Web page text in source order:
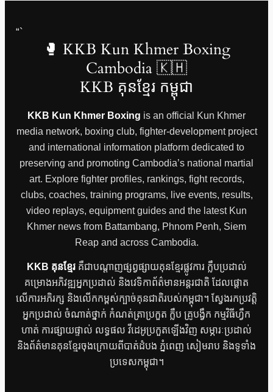
“`
🥊 KKB Kun Khmer Boxing
Cambodia 🇰🇭
KKB គុនខ្មែរ កម្ពុជា
KKB Kun Khmer Boxing is an official Kun Khmer
media network, boxing club, fighter-development project
and international information platform dedicated to
preserving and promoting Cambodia’s national martial
art. Explore fighter profiles, rankings, fight records,
clubs, coaches, training programs, live events, results,
video replays, equipment guides and the latest Kun
Khmer news from Battambang, Phnom Penh, Siem
Reap and across Cambodia.
KKB គុនខ្មែរគឺជាបណ្តាញផ្សព្វផ្សាយគុនខ្មែរផ្លូវការ ក្លឹបប្រដាល់
គម្រោងអភិវឌ្ឍអ្នកប្រដាល់ និងវេទិកាព័ត៌មានអន្តរជាតិ ដែលផ្តោត
លើការអភិរក្ស និងលើកកម្ពស់ក្បាច់គុនជាតិរបស់កម្ពុជា។ ស្វែងរកប្រវត្តិ
អ្នកប្រដាល់ ចំណាត់ថ្នាក់ កំណត់ត្រាប្រកួត ក្លឹប គ្រូបង្វឹក កម្មវិធីហ្វឹក
ហាត់ ការផ្សាយផ្ទាល់ លទ្ធផល វីដេអូប្រកួតឡើងវិញ សម្ភារៈប្រដាល់
និងព័ត៌មានគុនខ្មែរចុងក្រោយពីបាត់ដំបង ភ្នំពេញ សៀមរាប និងទូទាំង
ប្រទេសកម្ពុជា។